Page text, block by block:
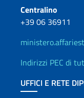
Centralino
+39 06 36911
Indirizzi PEC di
UFFICI E RETE